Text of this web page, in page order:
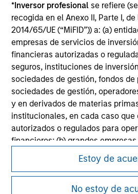
*Inversor profesional se refiere
recogida en el Anexo II, Parte I,
2014/65/UE (“MiFID”)) a: (a)
empresas de servicios de
financieras autorizadas o
seguros, instituciones de
sociedades de gestión, fondos de
sociedades de gestión,
y en derivados de materias
institucionales, en cada caso que
autorizados o regulados para
financieros; (b) grandes
individual, cumplan dos de los
tamaño de la empresa: (i) total
EUR, (ii) volumen de negocios
(iii) fondos propios: 2.000.000
Estoy de
No estoy de
considerations.
Morgan Stanley Careers